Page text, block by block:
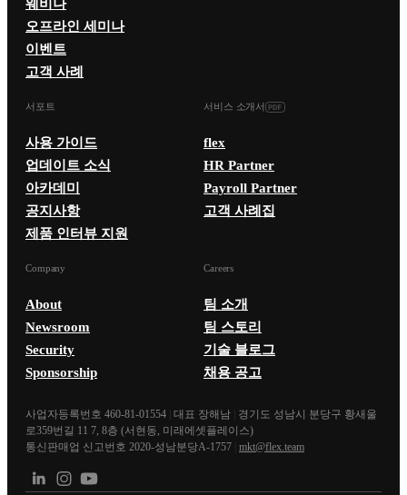
웨비나
오프라인 세미나
이벤트
고객 사례
서포트
사용 가이드
업데이트 소식
아카데미
공지사항
제품 인터뷰 지원
서비스 소개서
flex
HR Partner
Payroll Partner
고객 사례집
Company
About
Newsroom
Security
Sponsorship
Careers
팀 소개
팀 스토리
기술 블로그
채용 공고
사업자등록번호 460-81-01554 대표 장해남
경기도 성남시 분당구 황새울
로359번길 11 7, 8층 (서현동, 미래에셋플레이스)
통신판매업 신고번호 2020-성남분당A-1757 mkt@flex.team